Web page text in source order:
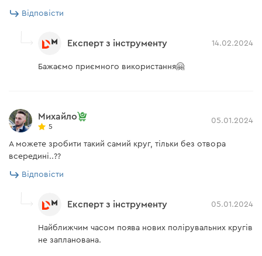
Відповісти
Експерт з інструменту 14.02.2024
Бажаємо приємного використання🤗
Михайло
5
05.01.2024
А можете зробити такий самий круг, тільки без отвора
всередині..??
Відповісти
Експерт з інструменту 05.01.2024
Найближчим часом поява нових полірувальних кругів
не запланована.